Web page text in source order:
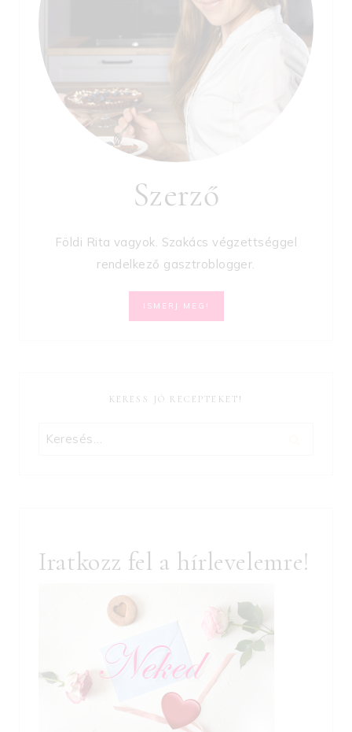
Szerző
Földi Rita vagyok. Szakács végzettséggel
rendelkező gasztroblogger.
ISMERJ MEG!
KERESS JÓ RECEPTEKET!
Keresés:
Iratkozz fel a hírlevelemre!